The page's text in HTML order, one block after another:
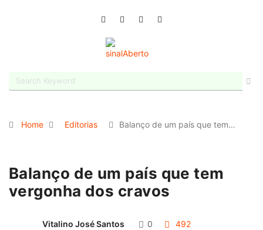
Home Editorias Balanço de um país que tem…
Balanço de um país que tem
vergonha dos cravos
Vitalino José Santos 0 492